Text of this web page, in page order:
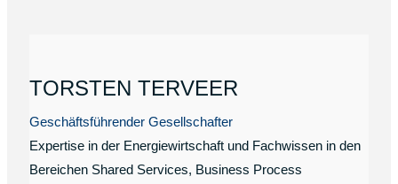
TORSTEN TERVEER
Geschäftsführender Gesellschafter
Expertise in der Energiewirtschaft und Fachwissen in den
Bereichen Shared Services, Business Process